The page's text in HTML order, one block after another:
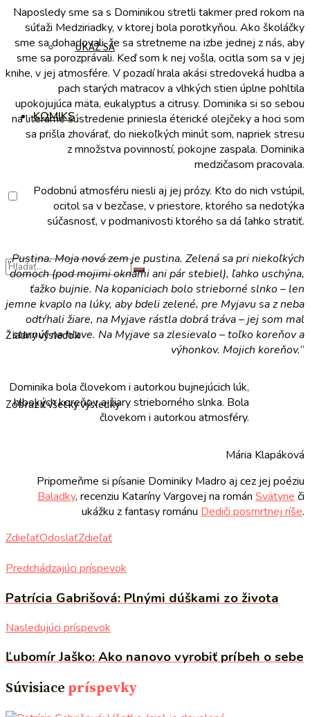
UKÁŽ SA
KOMIKS
Žiadny výsledok
Zobraziť všetky výsledky
Naposledy sme sa s Dominikou stretli takmer pred rokom na
súťaži Medziriadky, v ktorej bola porotkyňou. Ako školáčky
sme sa dohadovali, že sa stretneme na izbe jednej z nás, aby
sme sa porozprávali. Keď som k nej vošla, ocitla som sa v jej
knihe, v jej atmosfére. V pozadí hrala akási stredoveká hudba a
pach starých matracov a vlhkých stien úplne pohltila
upokojujúca mäta, eukalyptus a citrusy. Dominika si so sebou
na literárne sústredenie priniesla éterické olejčeky a hoci som
sa prišla zhovárať, do niekoľkých minút som, napriek stresu
z množstva povinností, pokojne zaspala. Dominika
medzičasom pracovala.
Podobnú atmosféru niesli aj jej prózy. Kto do nich vstúpil,
ocitol sa v bezčase, v priestore, ktorého sa nedotýka
súčasnosť, v podmanivosti ktorého sa dá ľahko stratiť.
„Pustina. Moja nová zem je pustina. Zelená sa pri niekoľkých
domoch (pod mojimi oknami ani pár stebiel), ľahko uschýna,
ťažko bujnie. Na kopaniciach bolo strieborné slnko – len
jemne kvaplo na lúky, aby bdeli zelené, pre Myjavu sa z neba
odtŕhali žiare, na Myjave rástla dobrá tráva – jej som mal
starnúť na hlave. Na Myjave sa zlesievalo – toľko koreňov a
výhonkov. Mojich koreňov.“
Dominika bola človekom i autorkou bujnejúcich lúk,
hlbokých koreňov a žiary strieborného slnka. Bola
človekom i autorkou atmosféry.
Mária Klapáková
Pripomeňme si písanie Dominiky Madro aj cez jej poéziu
Baladky, recenziu Kataríny Vargovej na román Svätyne či
ukážku z fantasy románu Dediči posmrtnej ríše.
ZdieľaťOdoslaťZdieľať
Predchádzajúci príspevok
Patrícia Gabrišová: Plnými dúškami zo života
Nasledujúci príspevok
Ľubomír Jaško: Ako nanovo vyrobiť príbeh o sebe
Súvisiace príspevky